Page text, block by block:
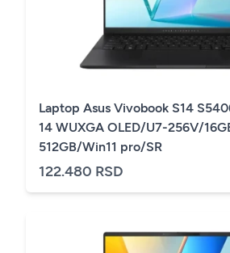
Laptop Asus Vivobook S14
14 WUXGA OLED/U7-256V/
512GB/Win11 pro/SR
122.480 RSD